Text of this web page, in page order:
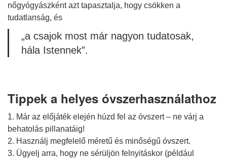
nőgyógyászként azt tapasztalja, hogy csökken a
tudatlanság, és
„a csajok most már nagyon tudatosak,
hála Istennek”.
Tippek a helyes óvszerhasználathoz
1. Már az előjáték elején húzd fel az óvszert – ne várj a
behatolás pillanatáig!
2. Használj megfelelő méretű és minőségű óvszert.
3. Ügyelj arra, hogy ne sérüljön felnyitáskor (például